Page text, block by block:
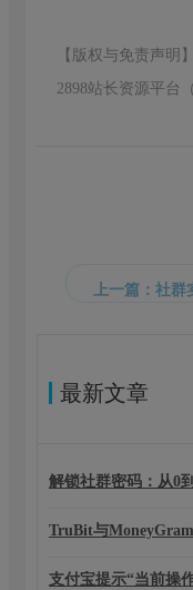
【版权与免责声
2898站长资源平台（
最新文章
解锁社群密码：从0
TruBit与
支付宝提示“当前操